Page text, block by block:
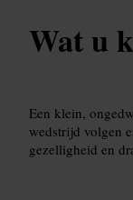
Wat u
Een klein,
wedstrijd volgen
gezelligheid en